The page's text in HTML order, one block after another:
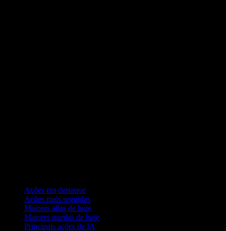
Ações em destaque
Ações mais seguidas
Maiores altas de hoje
Maiores quedas de hoje
Principais ações de IA